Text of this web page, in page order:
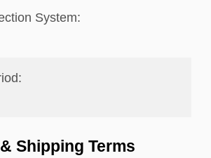
System:
Shipping Terms